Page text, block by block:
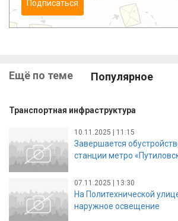
Подписаться
Ещё по теме Популярное
Транспортная инфраструктура
10.11.2025 | 11:15
Завершается
станции метро
07.11.2025 | 13:30
На Политехнической
наружное освещение